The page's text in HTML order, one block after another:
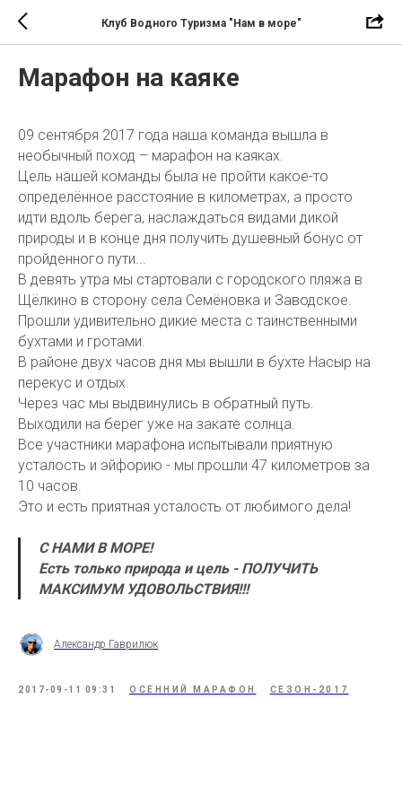
Клуб Водного Туризма "Нам в море"
Марафон на каяке
09 сентября 2017 года наша команда вышла в
необычный поход – марафон на каяках.
Цель нашей команды была не пройти какое-то
определённое расстояние в километрах, а просто
идти вдоль берега, наслаждаться видами дикой
природы и в конце дня получить душевный бонус от
пройденного пути...
В девять утра мы стартовали с городского пляжа в
Щёлкино в сторону села Семёновка и Заводское.
Прошли удивительно дикие места с таинственными
бухтами и гротами.
В районе двух часов дня мы вышли в бухте Насыр на
перекус и отдых.
Через час мы выдвинулись в обратный путь.
Выходили на берег уже на закате солнца.
Все участники марафона испытывали приятную
усталость и эйфорию - мы прошли 47 километров за
10 часов.
Это и есть приятная усталость от любимого дела!
С НАМИ В МОРЕ!
Есть только природа и цель - ПОЛУЧИТЬ
МАКСИМУМ УДОВОЛЬСТВИЯ!!!
Александр Гаврилюк
2017-09-11 09:31 ОСЕННИЙ МАРАФОН СЕЗОН-2017